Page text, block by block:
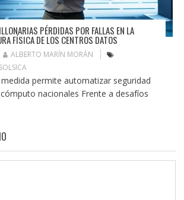
PÉRDIDAS POR FALLAS EN LA
FÍSICA DE LOS CENTROS DATOS
ALBERTO MARÍN MORÁN
permite automatizar seguridad
nacionales Frente a desafíos